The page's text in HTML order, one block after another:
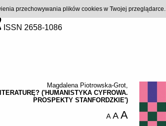
ISSN 2658-1086
Magdalena Piotrowska-Grot,
('HUMANISTYKA CYFROWA.
PROSPEKTY STANFORDZKIE')
A A A
przechowywania plików cookies w Twojej przeglądarce.